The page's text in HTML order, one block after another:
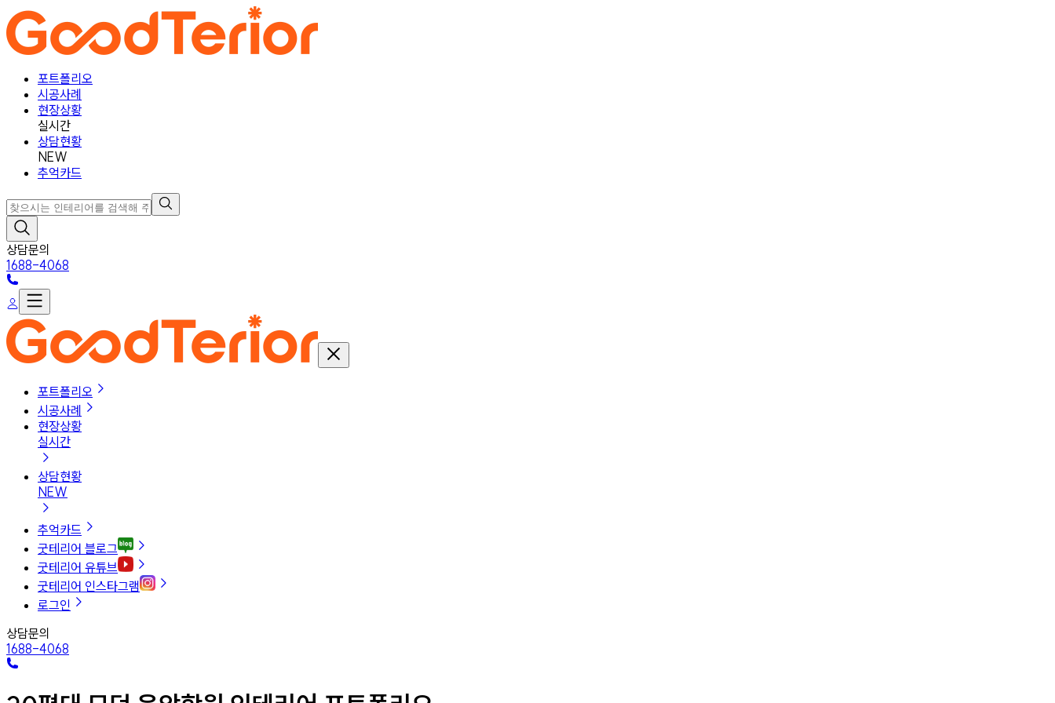
포트폴리오
시공사례
현장상황
실시간
상담현황
NEW
추억카드
상담문의
1688-4068
포트폴리오
시공사례
현장상황
실시간
상담현황
NEW
추억카드
굿테리어 블로그
굿테리어 유튜브
굿테리어 인스타그램
로그인
상담문의
1688-4068